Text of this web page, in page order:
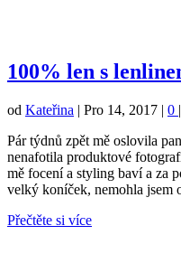
100% len s
od Kateřina | Pro 14, 2017 | 0 |
Pár týdnů zpět mě oslovila
nenafotila produktové
mě focení a styling baví a za
velký koníček, nemohla
Přečtěte si více